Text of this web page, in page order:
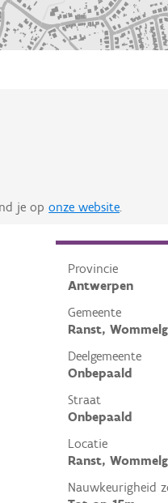
je oponze website.
Provincie
Antwerpen
Gemeente
Ranst,
Deelgemeente
Onbepaald
Straat
Onbepaald
Locatie
Ranst,
Nauwkeurigheid